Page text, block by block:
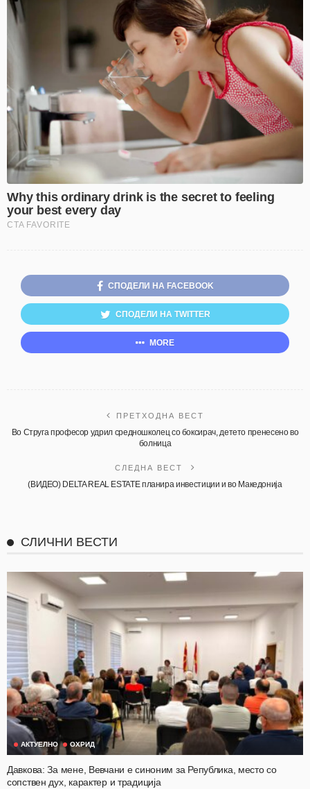
СПОДЕЛИ НА FACEBOOK
СПОДЕЛИ НА TWITTER
MORE
ПРЕТХОДНА ВЕСТ
Во Струга професор удрил средношколец со боксирач, детето пренесено во
болница
СЛЕДНА ВЕСТ
(ВИДЕО) DELTA REAL ESTATE планира инвестиции и во Македонија
СЛИЧНИ ВЕСТИ
АКТУЕЛНО ОХРИД
Давкова: За мене, Вевчани е синоним за Република, место со
сопствен дух, карактер и традиција